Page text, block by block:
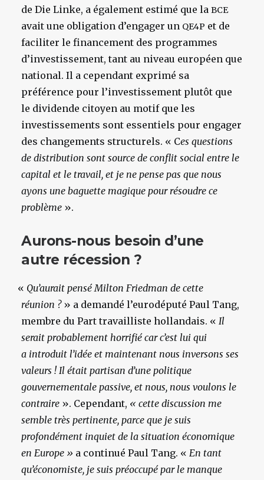
de Die Linke, a également estimé que la BCE
avait une obligation d’engager un QE4P et de
faciliter le financement des programmes
d’investissement, tant au niveau européen que
national. Il a cependant exprimé sa
préférence pour l’investissement plutôt que
le dividende citoyen au motif que les
investissements sont essentiels pour engager
des changements structurels. « Ces questions
de distribution sont source de conflit social entre le
capital et le travail, et je ne pense pas que nous
ayons une baguette magique pour résoudre ce
problème ».
Aurons-nous besoin d’une
autre récession ?
« Qu’aurait pensé Milton Friedman de cette
réunion ?» a demandé l’eurodéputé Paul Tang,
membre du Part travailliste hollandais. « Il
serait probablement horrifié car c’est lui qui
a introduit l’idée et maintenant nous inversons ses
valeurs ! Il était partisan d’une politique
gouvernementale passive, et nous, nous voulons le
contraire ». Cependant, « cette discussion me
semble très pertinente, parce que je suis
profondément inquiet de la situation économique
en Europe » a continué Paul Tang. « En tant
qu’économiste, je suis préoccupé par le manque